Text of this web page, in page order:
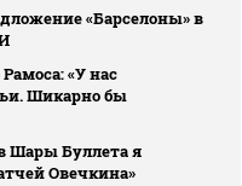
«Барселоны» в
«У нас
Шикарно бы
Шары Буллета я
Овечкина»